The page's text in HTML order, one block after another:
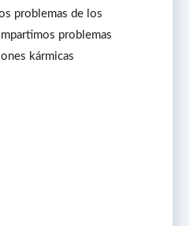
problemas de los
problemas
kármicas